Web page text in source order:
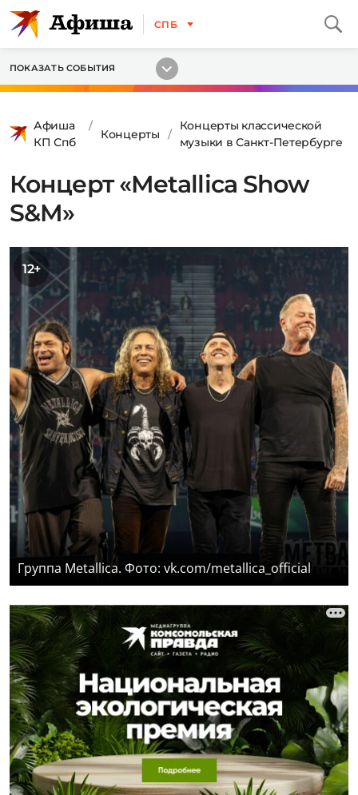
СПБ
ПОКАЗАТЬ СОБЫТИЯ
Афиша
КП Спб
Концерты
Концерты классической
музыки в Санкт-Петербурге
Концерт «Metallica Show
S&M»
12+
Группа Metallica. Фото: vk.com/metallica_official